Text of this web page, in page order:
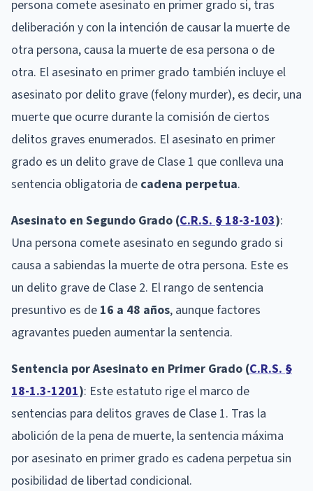
persona comete asesinato en primer grado si, tras
deliberación y con la intención de causar la muerte de
otra persona, causa la muerte de esa persona o de
otra. El asesinato en primer grado también incluye el
asesinato por delito grave (felony murder), es decir, una
muerte que ocurre durante la comisión de ciertos
delitos graves enumerados. El asesinato en primer
grado es un delito grave de Clase 1 que conlleva una
sentencia obligatoria de cadena perpetua.
Asesinato en Segundo Grado (C.R.S. § 18-3-103):
Una persona comete asesinato en segundo grado si
causa a sabiendas la muerte de otra persona. Este es
un delito grave de Clase 2. El rango de sentencia
presuntivo es de 16 a 48 años, aunque factores
agravantes pueden aumentar la sentencia.
Sentencia por Asesinato en Primer Grado (C.R.S. §
18-1.3-1201): Este estatuto rige el marco de
sentencias para delitos graves de Clase 1. Tras la
abolición de la pena de muerte, la sentencia máxima
por asesinato en primer grado es cadena perpetua sin
posibilidad de libertad condicional.